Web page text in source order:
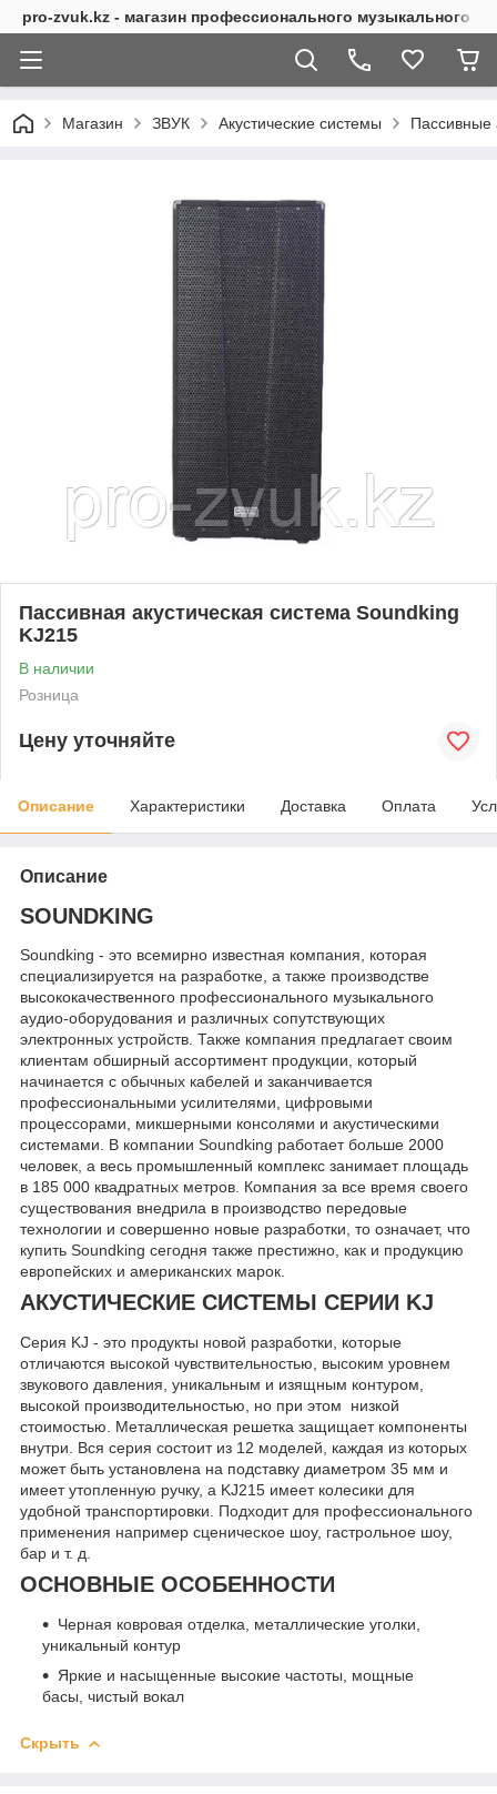
pro-zvuk.kz - магазин профессионального музыкального
Магазин ЗВУК Акустические системы Пассивные
Пассивная акустическая система Soundking
KJ215
В наличии
Розница
Цену уточняйте
Описание Характеристики Доставка Оплата
Описание
SOUNDKING
Soundking - это всемирно известная компания, которая
специализируется на разработке, а также производстве
высококачественного профессионального музыкального
аудио-оборудования и различных сопутствующих
электронных устройств. Также компания предлагает своим
клиентам обширный ассортимент продукции, который
начинается с обычных кабелей и заканчивается
профессиональными усилителями, цифровыми
процессорами, микшерными консолями и акустическими
системами. В компании Soundking работает больше 2000
человек, а весь промышленный комплекс занимает площадь
в 185 000 квадратных метров. Компания за все время своего
существования внедрила в производство передовые
технологии и совершенно новые разработки, то означает, что
купить Soundking сегодня также престижно, как и продукцию
европейских и американских марок.
АКУСТИЧЕСКИЕ СИСТЕМЫ СЕРИИ KJ
Серия KJ - это продукты новой разработки, которые
отличаются высокой чувствительностью, высоким уровнем
звукового давления, уникальным и изящным контуром,
высокой производительностью, но при этом низкой
стоимостью. Металлическая решетка защищает компоненты
внутри. Вся серия состоит из 12 моделей, каждая из которых
может быть установлена на подставку диаметром 35 мм и
имеет утопленную ручку, а KJ215 имеет колесики для
удобной транспортировки. Подходит для профессионального
применения например сценическое шоу, гастрольное шоу,
бар и т. д.
ОСНОВНЫЕ ОСОБЕННОСТИ
Черная ковровая отделка, металлические уголки,
уникальный контур
Яркие и насыщенные высокие частоты, мощные
басы, чистый вокал
Скрыть